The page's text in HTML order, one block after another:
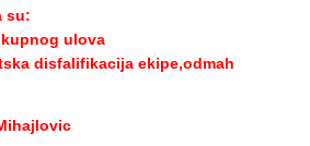
su:
ulova
disfalifikacija ekipe,odmah